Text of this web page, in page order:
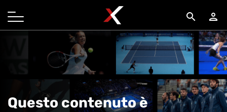
search person
Questo contenuto è